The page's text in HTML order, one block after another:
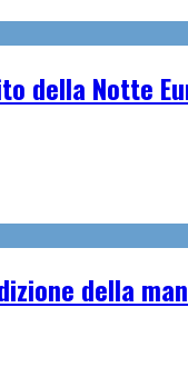
della
della